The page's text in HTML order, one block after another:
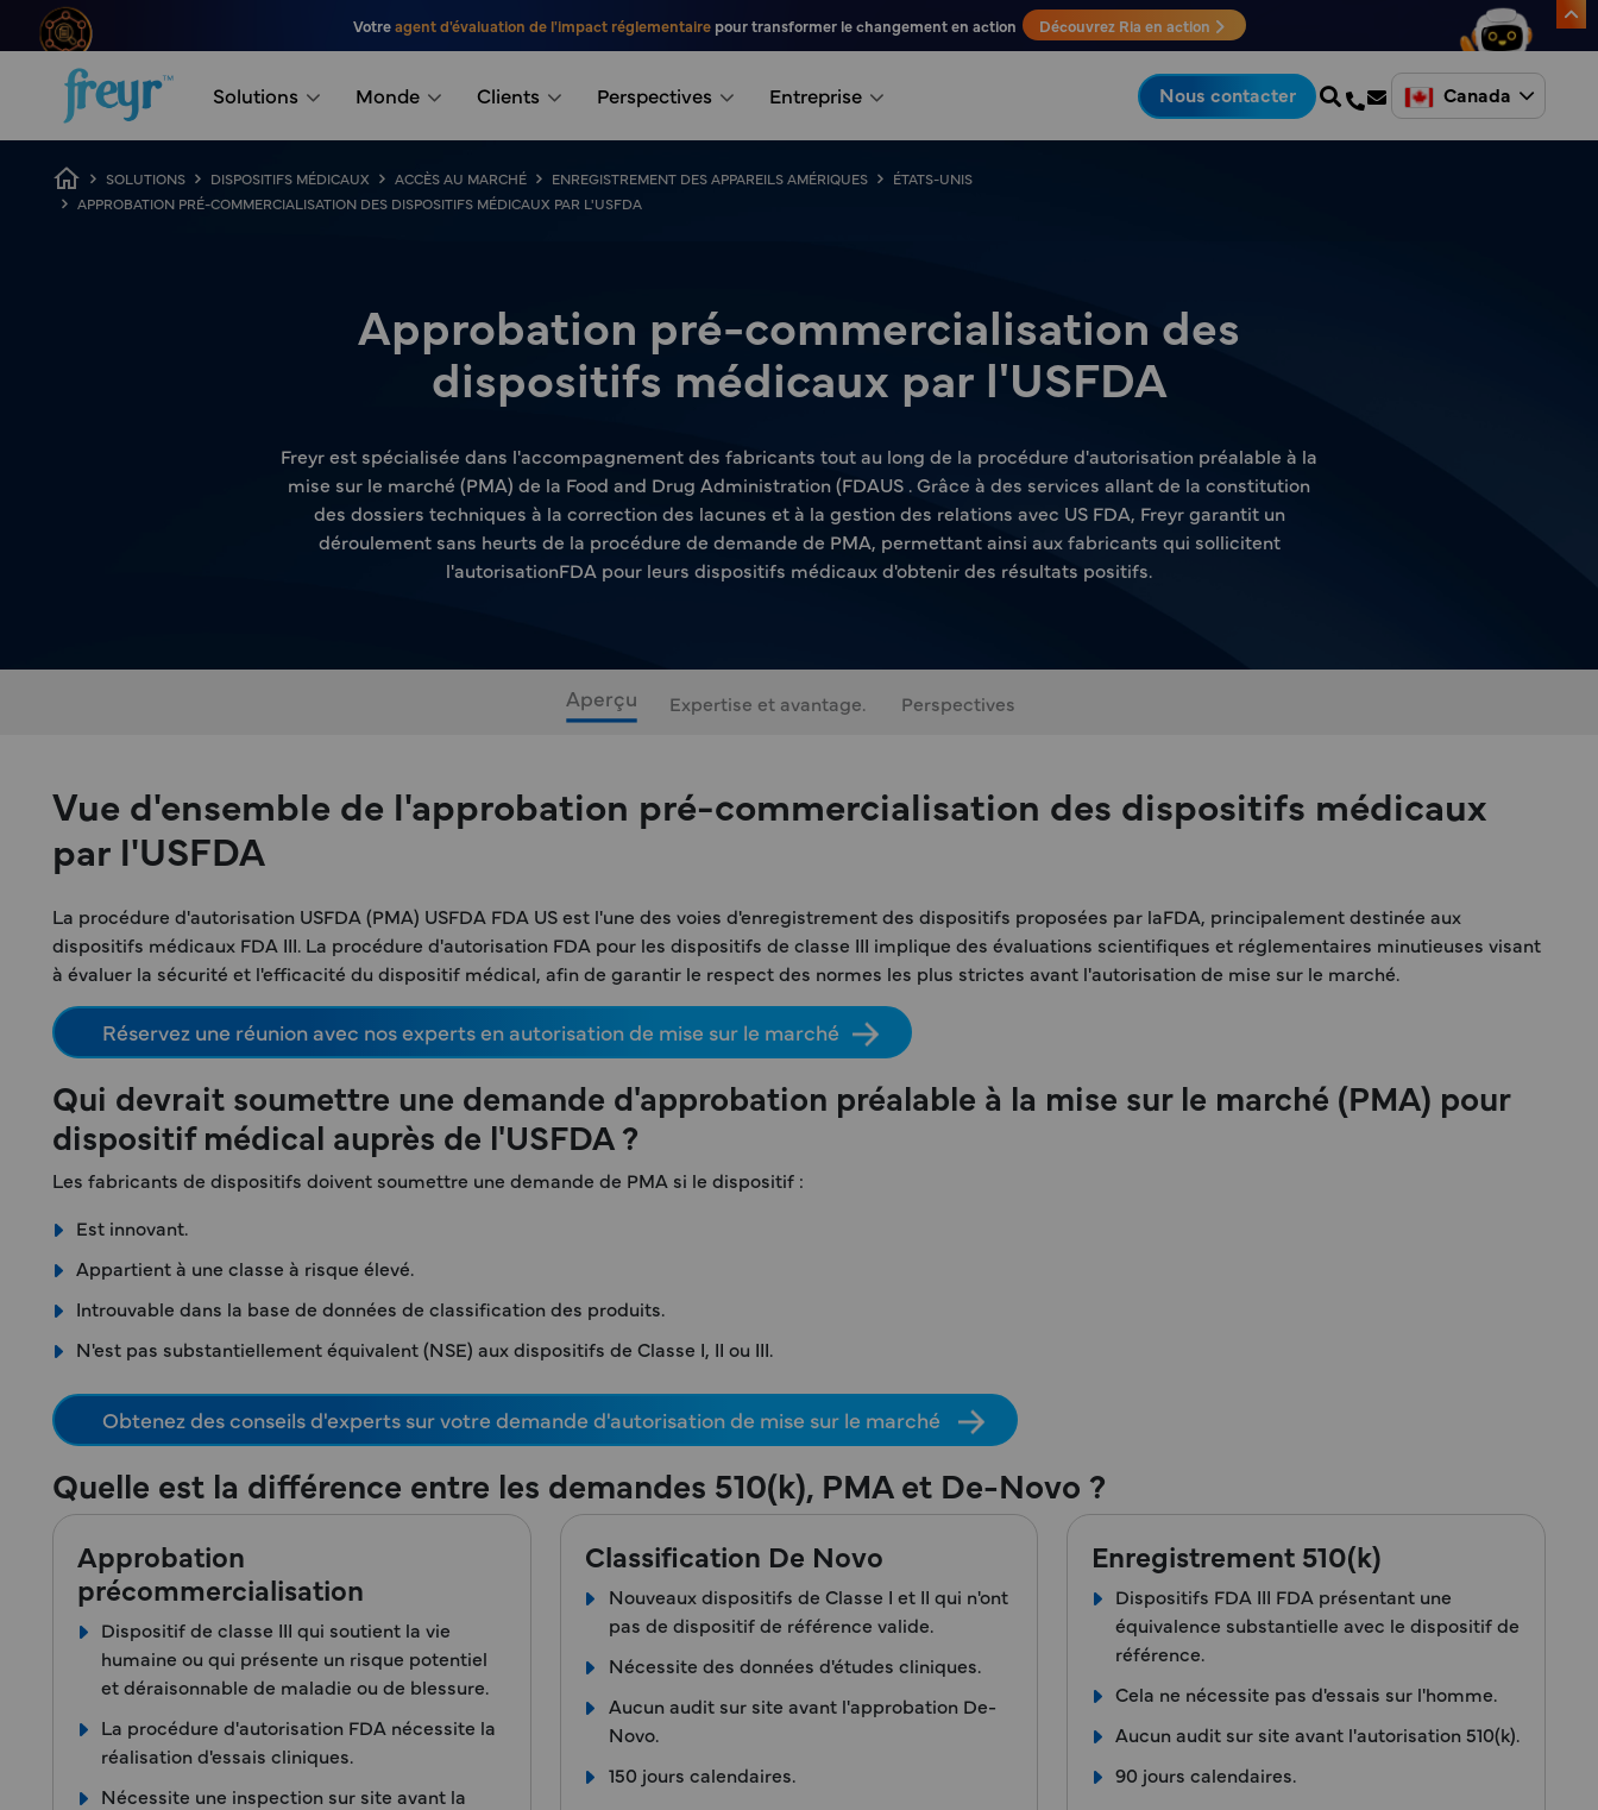
Passer au contenu principal Votreagent d'évaluation de l'impact réglementairepour transformer le changement en action Découvrez Ria en action
Solutions Monde Clients Perspectives Entreprise Nous contacter Canada
Fil d'Ariane
SOLUTIONS DISPOSITIFS MÉDICAUX ACCÈS AU MARCHÉ ENREGISTREMENT DES APPAREILS AMÉRIQUES
ÉTATS-UNIS
APPROBATION PRÉ-COMMERCIALISATION DES DISPOSITIFS MÉDICAUX PAR L'USFDA
Approbation pré-commercialisation des
dispositifs médicaux par l'USFDA
Freyr est spécialisée dans l'accompagnement des fabricants tout au long de la procédure d'autorisation préalable à la
mise sur le marché (PMA) de la Food and Drug Administration (FDAUS . Grâce à des services allant de la constitution
des dossiers techniques à la correction des lacunes et à la gestion des relations avec US FDA, Freyr garantit un
déroulement sans heurts de la procédure de demande de PMA, permettant ainsi aux fabricants qui sollicitent
l'autorisationFDA pour leurs dispositifs médicaux d'obtenir des résultats positifs.
Aperçu Expertise et avantage. Perspectives
Vue d'ensemble de l'approbation pré-commercialisation des dispositifs médicaux
par l'USFDA
La procédure d'autorisation USFDA (PMA) USFDA FDA US est l'une des voies d'enregistrement des dispositifs proposées par laFDA, principalement destinée aux
dispositifs médicaux FDA III. La procédure d'autorisation FDA pour les dispositifs de classe III implique des évaluations scientifiques et réglementaires minutieuses visant
à évaluer la sécurité et l'efficacité du dispositif médical, afin de garantir le respect des normes les plus strictes avant l'autorisation de mise sur le marché.
Réservez une réunion avec nos experts en autorisation de mise sur le marché
Qui devrait soumettre une demande d'approbation préalable à la mise sur le marché (PMA) pour
dispositif médical auprès de l'USFDA ?
Les fabricants de dispositifs doivent soumettre une demande de PMA si le dispositif :
Est innovant.
Appartient à une classe à risque élevé.
Introuvable dans la base de données de classification des produits.
N'est pas substantiellement équivalent (NSE) aux dispositifs de Classe I, II ou III.
Obtenez des conseils d'experts sur votre demande d'autorisation de mise sur le marché
Quelle est la différence entre les demandes 510(k), PMA et De-Novo ?
Approbation
précommercialisation
Dispositif de classe III qui soutient la vie
humaine ou qui présente un risque potentiel
et déraisonnable de maladie ou de blessure.
La procédure d'autorisation FDA nécessite la
réalisation d'essais cliniques.
Nécessite une inspection sur site avant la
Classification De Novo
Nouveaux dispositifs de Classe I et II qui n'ont
pas de dispositif de référence valide.
Nécessite des données d'études cliniques.
Aucun audit sur site avant l'approbation De-
Novo.
150 jours calendaires.
Enregistrement 510(k)
Dispositifs FDA III FDA présentant une
équivalence substantielle avec le dispositif de
référence.
Cela ne nécessite pas d'essais sur l'homme.
Aucun audit sur site avant l'autorisation 510(k).
90 jours calendaires.